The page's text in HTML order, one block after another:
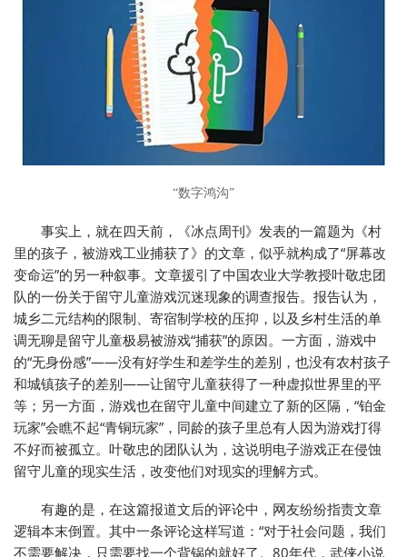
“数字鸿沟”
事实上，就在四天前，《冰点周刊》发表的一篇题为《村
里的孩子，被游戏工业捕获了》的文章，似乎就构成了“屏幕改
变命运”的另一种叙事。文章援引了中国农业大学教授叶敬忠团
队的一份关于留守儿童游戏沉迷现象的调查报告。报告认为，
城乡二元结构的限制、寄宿制学校的压抑，以及乡村生活的单
调无聊是留守儿童极易被游戏“捕获”的原因。一方面，游戏中
的“无身份感”——没有好学生和差学生的差别，也没有农村孩子
和城镇孩子的差别——让留守儿童获得了一种虚拟世界里的平
等；另一方面，游戏也在留守儿童中间建立了新的区隔，“铂金
玩家”会瞧不起“青铜玩家”，同龄的孩子里总有人因为游戏打得
不好而被孤立。叶敬忠的团队认为，这说明电子游戏正在侵蚀
留守儿童的现实生活，改变他们对现实的理解方式。
有趣的是，在这篇报道文后的评论中，网友纷纷指责文章
逻辑本末倒置。其中一条评论这样写道：“对于社会问题，我们
不需要解决，只需要找一个背锅的就好了。80年代，武侠小说